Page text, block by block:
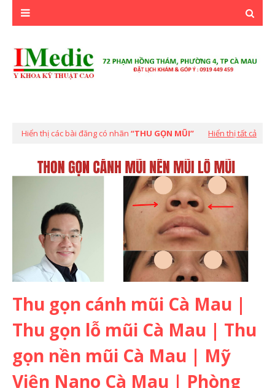
Hiển thị các bài đăng có nhãn THU GỌN MŨI Hiển thị tất cả
Thu gọn cánh mũi Cà Mau |
Thu gọn lỗ mũi Cà Mau | Thu
gọn nền mũi Cà Mau | Mỹ
Viện Nano Cà Mau | Phòng